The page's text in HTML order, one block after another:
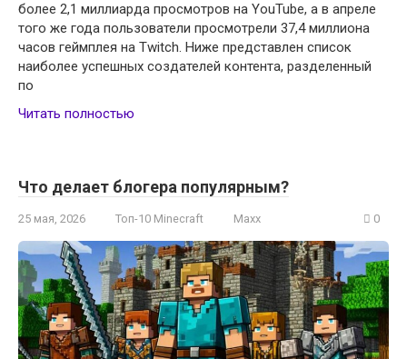
более 2,1 миллиарда просмотров на YouTube, а в апреле
того же года пользователи просмотрели 37,4 миллиона
часов геймплея на Twitch. Ниже представлен список
наиболее успешных создателей контента, разделенный
по
Читать полностью
Что делает блогера популярным?
25 мая, 2026 Топ-10 Minecraft Maxx 0